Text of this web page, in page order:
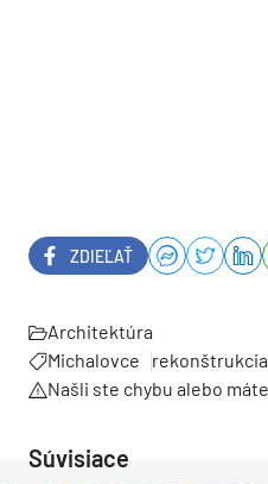
ZDIEĽAŤ
Architektúra
Michalovce
rekonštrukcia
Našli ste chybu alebo
Súvisiace